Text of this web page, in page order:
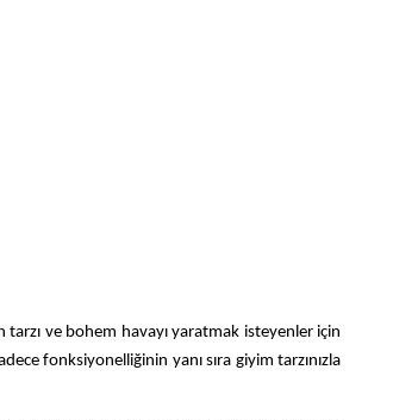
ve bohem havayı yaratmak isteyenler için
fonksiyonelliğinin yanı sıra giyim tarzınızla